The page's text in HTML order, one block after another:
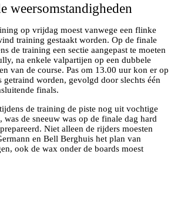
weersomstandigheden
op vrijdag moest vanwege een flinke
training gestaakt worden. Op de finale
de training een sectie aangepast te moeten
na enkele valpartijen op een dubbele
van de course. Pas om 13.00 uur kon er op
getraind worden, gevolgd door slechts één
finals.
de training de piste nog uit vochtige
was de sneeuw was op de finale dag hard
Niet alleen de rijders moesten
en Bell Berghuis het plan van
ook de wax onder de boards moest